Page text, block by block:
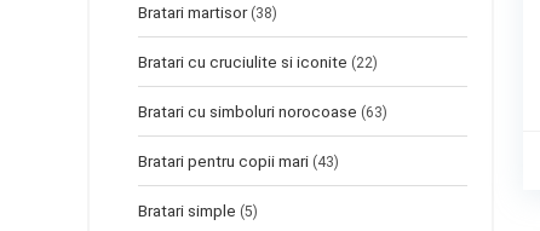
Bratari martisor (38)
Bratari cu cruciulite si iconite (22)
Bratari cu simboluri norocoase (63)
Bratari pentru copii mari (43)
Bratari simple (5)